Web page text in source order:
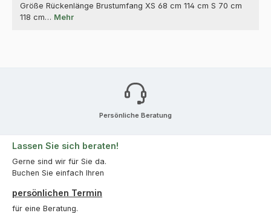
Größe Rückenlänge Brustumfang XS 68 cm 114 cm S 70 cm
118 cm… Mehr
Persönliche Beratung
Lassen Sie sich beraten!
Gerne sind wir für Sie da.
Buchen Sie einfach Ihren
persönlichen Termin
für eine Beratung.